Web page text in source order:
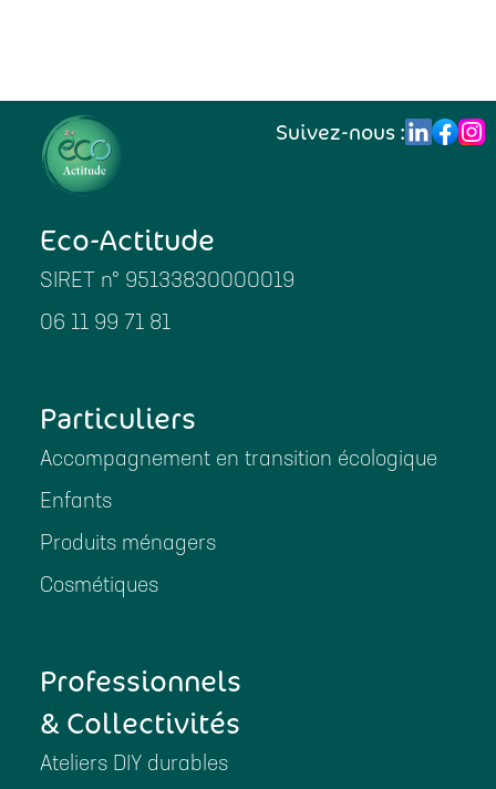
Eco-Actitude
SIRET n° 95133830000019
06 11 99 71 81
Particuliers
Accompagnement en transition écologique
Enfants
Produits ménagers
Cosmétiques
Professionnels
& Collectivités
Ateliers DIY durables
Suivez-nous :